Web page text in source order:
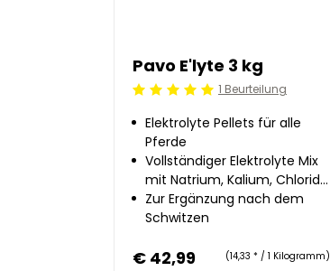
Pavo E'lyte 3 kg
Beoordeling: 5/51 Beurteilung
Elektrolyte Pellets für alle
Pferde
Vollständiger Elektrolyte Mix
mit Natrium, Kalium, Chlorid,
Calcium und Magnesium
Zur Ergänzung nach dem
Schwitzen
€ 42,99 (14,33 * / 1 Kilogramm)